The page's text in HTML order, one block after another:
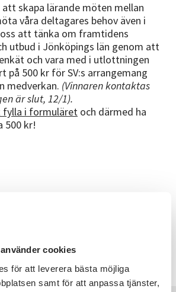
cookies
för att leverera bästa möjliga
samt för att anpassa tjänster,
skapa lärande möten mellan
våra deltagares behov även i
att tänka om framtidens
utbud i Jönköpings län genom att
och vara med i utlottningen
på 500 kr för SV:s arrangemang
medverkan. (Vinnaren kontaktas
är slut, 12/1).
fylla i formuläret och därmed ha
500 kr!
Administration